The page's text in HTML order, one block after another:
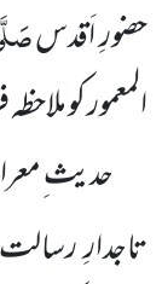
حضورِ اَقدس
المعمور کو
حدیث
تاجدارِ رسالت